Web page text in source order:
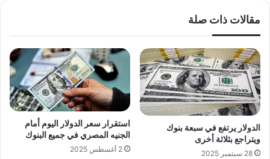
مقالات ذات صلة
الدولار يرتفع في سبعة بنوك
ويتراجع بثلاثة أخرى
28 سبتمبر 2025
استقرار سعر الدولار اليوم أمام
الجنيه المصري في جميع البنوك
2 أغسطس 2025